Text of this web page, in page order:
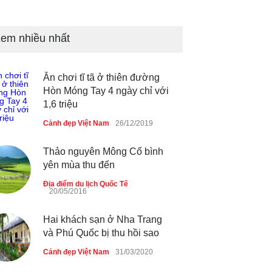
dã ở Sài Gòn
Nhiều hoạt động tôn vinh nhà
giáo tại Đầm Sen
nhiều nhất
Ăn chơi tĩ tã ở thiên đường
Hòn Móng Tay 4 ngày chỉ với
1,6 triệu
Cảnh đẹp Việt Nam 26/12/2019
Thảo nguyên Mông Cổ bình
yên mùa thu đến
Địa điểm du lịch Quốc Tế
20/05/2016
Hai khách sạn ở Nha Trang
và Phú Quốc bị thu hồi sao
Cảnh đẹp Việt Nam 31/03/2020